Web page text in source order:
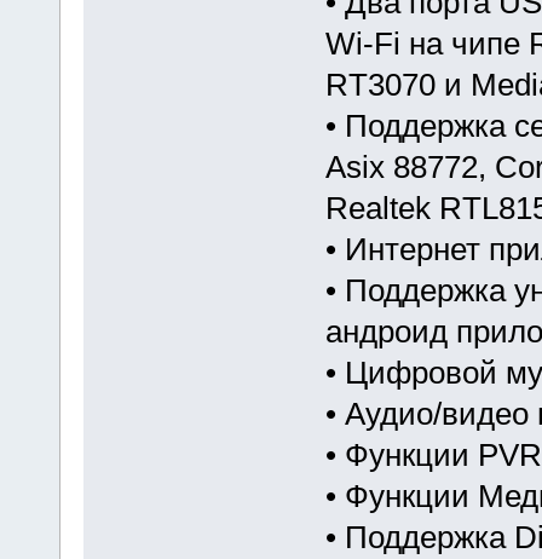
Wi-Fi на чипе
RT3070 и
• Поддержка
Asix 88772,
Realtek
• Интернет
• Поддержка
андроид
• Цифровой
• Аудио/
• Функции
• Функции
• Поддержка